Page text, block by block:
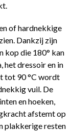
of hardnekkige
Dankzij zijn
kop die 180° kan
het dressoir en in
tot 90 °C wordt
vuil. De
en hoeken,
afstemt op
plakkerige resten